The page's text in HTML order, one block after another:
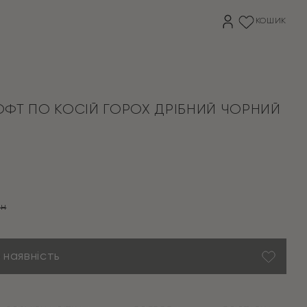
КОШИК
ПО КОСІЙ ГОРОХ ДРІБНИЙ ЧОРНИЙ